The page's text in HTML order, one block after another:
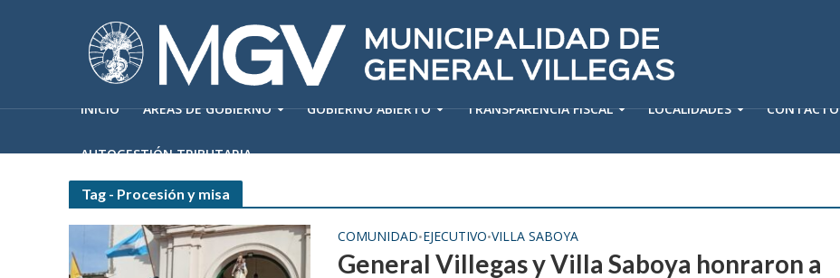
INICIO ÁREAS DE GOBIERNO GOBIERNO ABIERTO TRANSPARENCIA FISCAL LOCALIDADES CONTACTO
AUTOGESTIÓN TRIBUTARIA
Tag - Procesión y misa
COMUNIDAD•EJECUTIVO•VILLA SABOYA
General Villegas y Villa Saboya honraron a